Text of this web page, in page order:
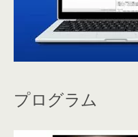
プログラム